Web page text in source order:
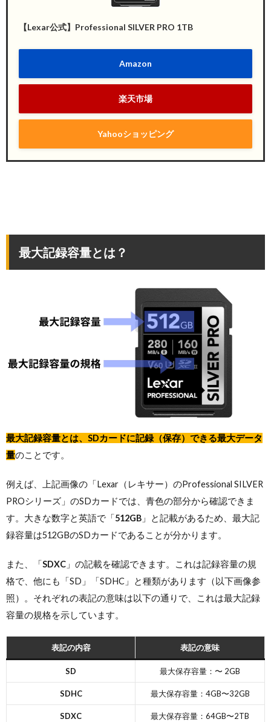
【Lexar公式】Professional SILVER PRO 1TB
Amazon
楽天市場
Yahooショッピング
最大記録容量とは？
最大記録容量とは、SDカードに記録（保存）できる最大データ
量のことです。
例えば、上記画像の「Lexar（レキサー）のProfessional SILVER
PROシリーズ」のSDカードでは、青色の部分から確認できま
す。大きな数字と英語で「512GB 」と記載があるため、最大記
録容量は512GBのSDカードであることが分かります。
また、「SDXC 」の記載を確認できます。これは記録容量の規
格で、他にも「SD」「SDHC」と種類があります（以下画像参
照）。それぞれの表記の意味は以下の通りで、これは最大記録
容量の規格を示しています。
表記の内容 表記の意味
SD 最大保存容量：〜 2GB
SDHC 最大保存容量：4GB〜32GB
SDXC 最大保存容量：64GB〜2TB